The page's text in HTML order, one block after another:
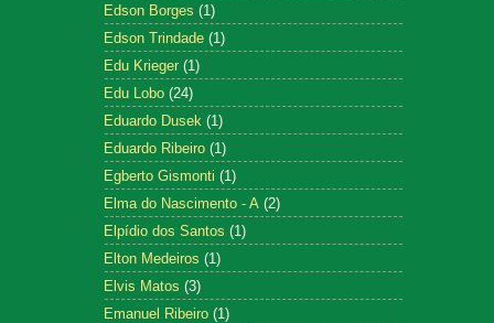
Edson Borges (1)
Edson Trindade (1)
Edu Krieger (1)
Edu Lobo (24)
Eduardo Dusek (1)
Eduardo Ribeiro (1)
Egberto Gismonti (1)
Elma do Nascimento - A (2)
Elpídio dos Santos (1)
Elton Medeiros (1)
Elvis Matos (3)
Emanuel Ribeiro (1)